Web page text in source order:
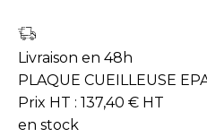
Livraison en 48h
PLAQUE CUEILLEUSE
Prix HT : 137,40 € HT
en stock